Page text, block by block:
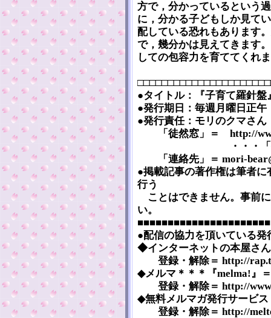
方で，分かっているという
に，分かる子どもしか見て
配している恐れもあります
で，幾分かは見えてきます
しての包容力を育ててくれ
●タイトル：『子育て羅針盤
●発行期日：毎週月曜日正午
●発行責任：モリのクマさ
「徒然窓」＝ http://
・・・「掲示板」
「連絡先」＝ mori-
●掲載記事の著作権は筆者
行う
ことはできません。事前
い。
●配信の協力を頂いている発
◆インターネットの本屋さ
登録・解除＝ http://
◆メルマ＊＊＊『melma!』
登録・解除＝ http://
◆無料メルマガ発行サービ
登録・解除＝ http://